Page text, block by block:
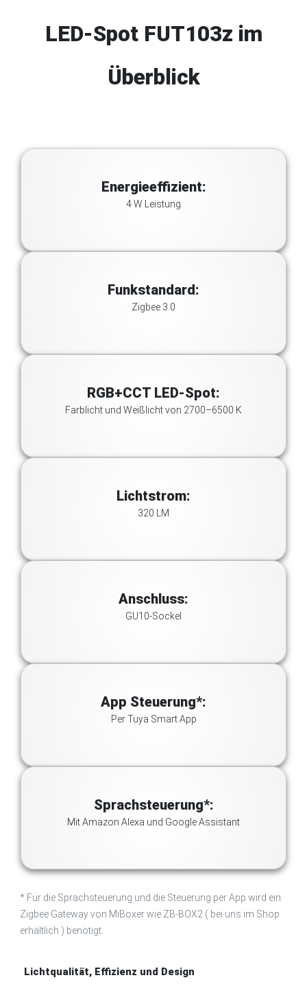
LED-Spot FUT103z im
Überblick
Energieeffizient:
4 W Leistung
Funkstandard:
Zigbee 3.0
RGB+CCT LED-Spot:
Farblicht und Weißlicht von 2700–6500 K
Lichtstrom:
320 LM
Anschluss:
GU10-Sockel
App Steuerung*:
Per Tuya Smart App
Sprachsteuerung*:
Mit Amazon Alexa und Google Assistant
* Für die Sprachsteuerung und die Steuerung per App wird ein
Zigbee Gateway von MiBoxer wie ZB-BOX2 ( bei uns im Shop
erhältlich ) benötigt.
Lichtqualität, Effizienz und Design